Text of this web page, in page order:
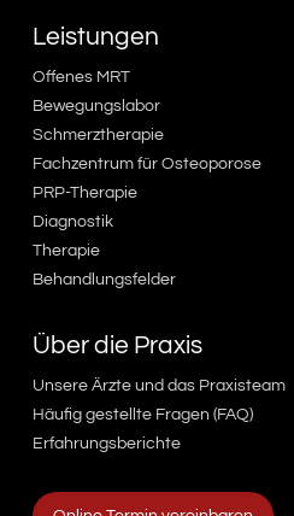
Leistungen
Offenes MRT
Bewegungslabor
Schmerztherapie
Fachzentrum für Osteoporose
PRP-Therapie
Diagnostik
Therapie
Behandlungsfelder
Über die Praxis
Unsere Ärzte und das Praxisteam
Häufig gestellte Fragen (FAQ)
Erfahrungsberichte